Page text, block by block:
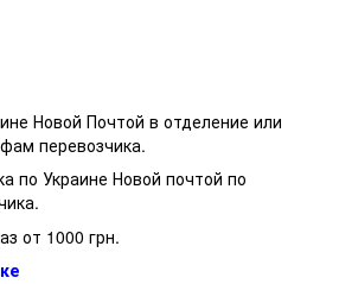
Новой Почтой в отделение или
перевозчика.
по Украине Новой почтой по
от 1000 грн.